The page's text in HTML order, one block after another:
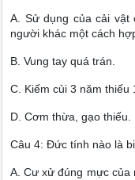
A. Sử dụng của cải vật
người khác một cách
B. Vung tay quá trán.
C. Kiếm củi 3 năm thiếu
D. Cơm thừa, gạo thiếu.
Câu 4: Đức tính nào là
A. Cư xử đúng mực của